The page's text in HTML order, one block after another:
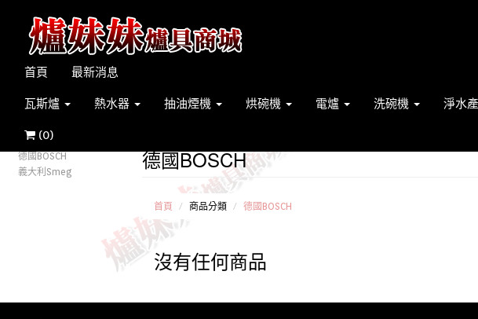
首頁 最新消息
瓦斯爐 熱水器 抽油煙機 烘碗機 電爐 洗碗機 淨水
(0)
德國BOSCH
義大利Smeg
德國BOSCH
首頁 商品分類 德國BOSCH
沒有任何商品